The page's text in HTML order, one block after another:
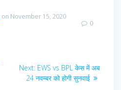
on November 15, 2020
0
Next: Next
post:
EWS vs BPL केस में अब
24 नवम्बर को होगी सुनवाई